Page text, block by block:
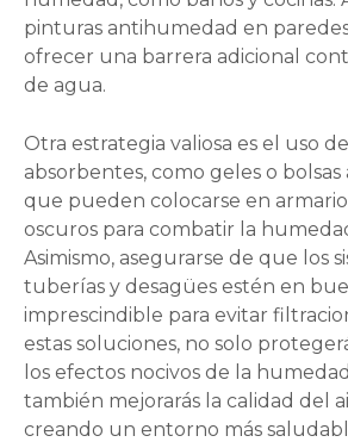
pinturas antihumedad en
ofrecer una barrera adicional
de agua.
Otra estrategia valiosa es el uso
absorbentes, como geles o
que pueden colocarse en
oscuros para combatir la
Asimismo, asegurarse de que los
tuberías y desagües estén en
imprescindible para evitar
estas soluciones, no solo
los efectos nocivos de la
también mejorarás la calidad del
creando un entorno más